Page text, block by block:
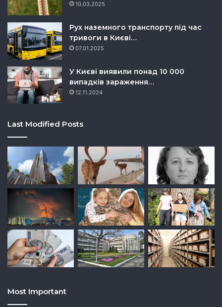
10.03.2025
Рух наземного транспорту під час
тривоги в Києві…
07.01.2025
У Києві виявили понад 10 000
випадків зараження…
12.11.2024
Last Modified Posts
Most Important